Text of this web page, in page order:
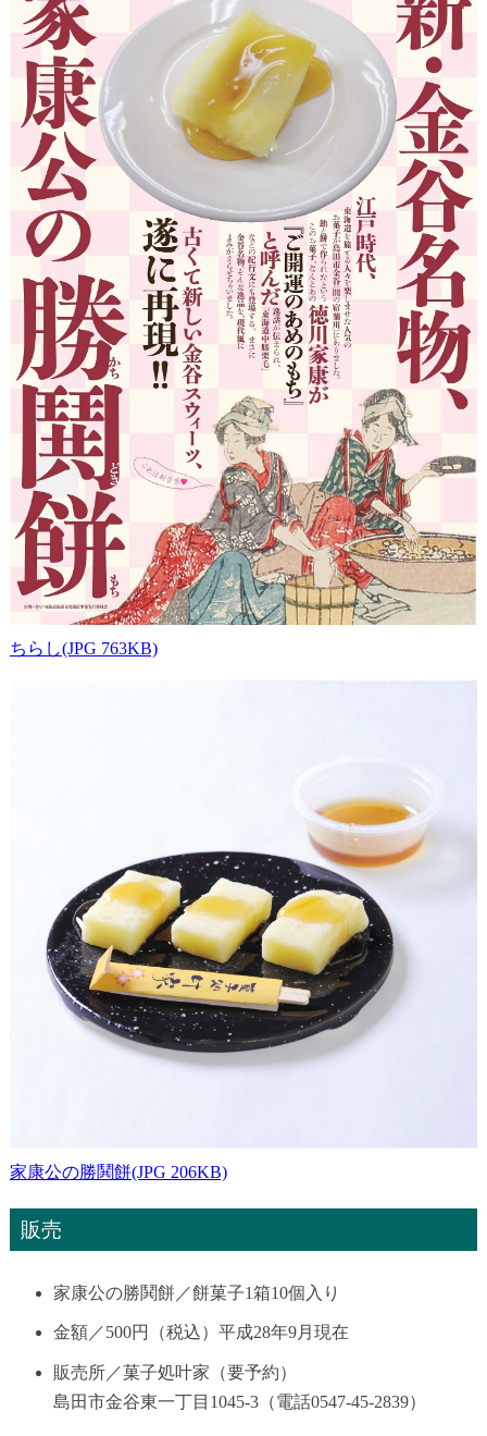
ちらし(JPG 763KB)
家康公の勝鬨餅(JPG 206KB)
販売
家康公の勝鬨餅／餅菓子1箱10個入り
金額／500円（税込）平成28年9月現在
販売所／菓子処叶家（要予約）
島田市金谷東一丁目1045-3（電話0547-45-2839）